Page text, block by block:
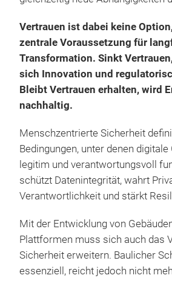
Vertrauen ist dabei keine
zentrale Voraussetzung für
Transformation. Sinkt
sich Innovation und
Bleibt Vertrauen erhalten, wird
nachhaltig.
Menschzentrierte Sicherheit
Bedingungen, unter denen
legitim und verantwortungsvoll
schützt Datenintegrität, wahrt
Verantwortlichkeit und stärkt
Mit der Entwicklung von
Plattformen muss sich auch das
Sicherheit erweitern. Baulicher
essenziell, reicht jedoch nicht